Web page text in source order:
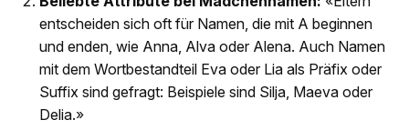
entscheiden sich oft für Namen, die mit A beginnen
und enden, wie Anna, Alva oder Alena. Auch Namen
mit dem Wortbestandteil Eva oder Lia als Präfix oder
Suffix sind gefragt: Beispiele sind Silja, Maeva oder
Delia.»